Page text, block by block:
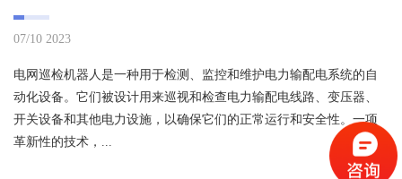
07/10 2023
电网巡检机器人是一种用于检测、监控和维护电力输配电系统的自
动化设备。它们被设计用来巡视和检查电力输配电线路、变压器、
开关设备和其他电力设施，以确保它们的正常运行和安全性。一项
革新性的技术，...